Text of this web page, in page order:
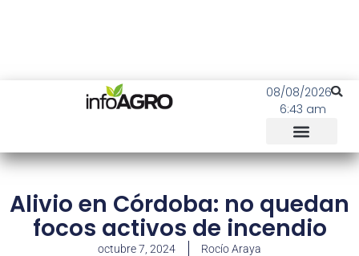
08/08/2026
6:43 am
Alivio en Córdoba: no quedan
focos activos de incendio
octubre 7, 2024 Rocío Araya